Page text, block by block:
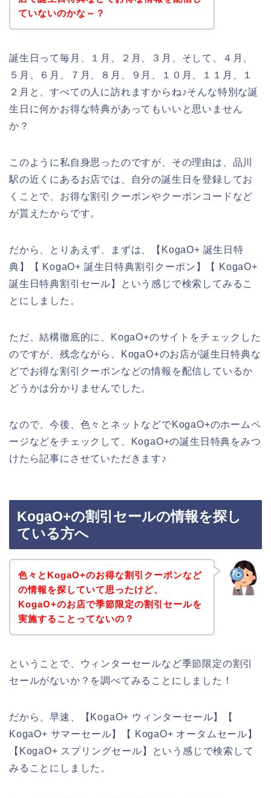
ていないのかな～？
誕生日って毎月、１月、２月、３月、そして、４月、
５月、６月、７月、８月、９月、１０月、１１月、１
２月と、すべての人に訪れますからね♪そんな特別な誕
生日に何かお得な特典があってもいいと思いません
か？
このように私自身思ったのですが、その理由は、品川
駅の近くにあるお店では、自分の誕生日を登録してお
くことで、お得な割引クーポンやクーポンコードなど
が貰えたからです。
だから、とりあえず、まずは、【KogaO+ 誕生日特
典】【 KogaO+ 誕生日特典割引クーポン】【 KogaO+
誕生日特典割引セール】という感じで検索してみるこ
とにしました。
ただ、結構徹底的に、KogaO+のサイトをチェックした
のですが、残念ながら、KogaO+のお店が誕生日特典な
どでお得な割引クーポンなどの情報を配信しているか
どうかは分かりませんでした。
なので、今後、色々とネットなどでKogaO+のホームペ
ージなどをチェックして、KogaO+の誕生日特典をみつ
けたら記事にさせていただきます♪
KogaO+の割引セールの情報を探し
ている方へ
色々とKogaO+のお得な割引クーポンなど
の情報を探していて思ったけど、
KogaO+のお店で季節限定の割引セールを
実施することってないの？
ということで、ウィンターセールなど季節限定の割引
セールがないか？を調べてみることにしました！
だから、早速、【KogaO+ ウィンターセール】【
KogaO+ サマーセール】【 KogaO+ オータムセール】
【KogaO+ スプリングセール】という感じで検索して
みることにしました。